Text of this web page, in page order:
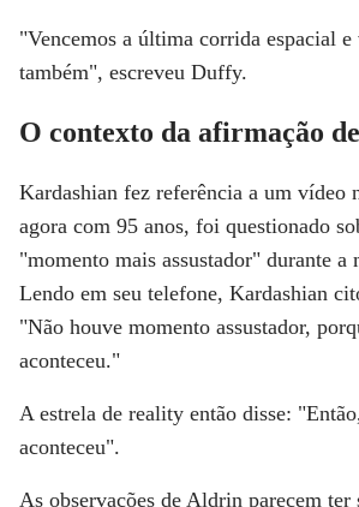
"Vencemos a última corrida espacial e
também", escreveu Duffy.
O contexto da afirmação
Kardashian fez referência a um vídeo
agora com 95 anos, foi questionado
"momento mais assustador" durante a
Lendo em seu telefone, Kardashian
"Não houve momento assustador,
aconteceu."
A estrela de reality então disse:
aconteceu".
As observações de Aldrin parecem ter